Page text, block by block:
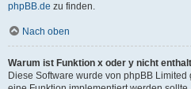
phpBB.de zu finden.
Nach oben
Warum ist Funktion x oder y nicht
Diese Software wurde von phpBB